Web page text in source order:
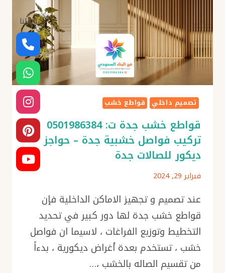
والرفوف
الثابتة
مع
المخفية
تصميم داخلي قواطع خشب
قواطع خشب جدة ت: 0501986384
تركيب فواصل خشبية جدة – حواجز
ديكور للصالات جدة
فبراير 29, 2024
عند تصميم و تجهيز الاماكن الداخلية فإن
قواطع خشب جدة لها دور كبير في تحديد
التخطيط وتوزيع الفراغات ، لاسيما ان فواصل
خشب ، تستخدم بعدة أغراض ديكورية ، بدءاً
من تقسيم الصاله بالخشب ،…
راسلنا